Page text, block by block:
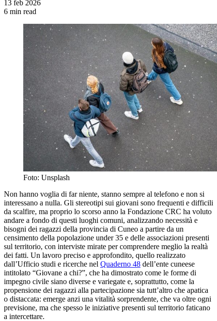
13 feb 2026
6 min read
Foto: Unsplash
Non hanno voglia di far niente, stanno sempre al telefono e non si
interessano a nulla. Gli stereotipi sui giovani sono frequenti e difficili
da scalfire, ma proprio lo scorso anno la Fondazione CRC ha voluto
andare a fondo di questi luoghi comuni, analizzando necessità e
bisogni dei ragazzi della provincia di Cuneo a partire da un
censimento della popolazione under 35 e delle associazioni presenti
sul territorio, con interviste mirate per comprendere meglio la realtà
dei fatti. Un lavoro preciso e approfondito, quello realizzato
dall’Ufficio studi e ricerche nel Quaderno 48 dell’ente cuneese
intitolato “Giovane a chi?”, che ha dimostrato come le forme di
impegno civile siano diverse e variegate e, soprattutto, come la
propensione dei ragazzi alla partecipazione sia tutt’altro che apatica
o distaccata: emerge anzi una vitalità sorprendente, che va oltre ogni
previsione, ma che spesso le iniziative presenti sul territorio faticano
a intercettare.